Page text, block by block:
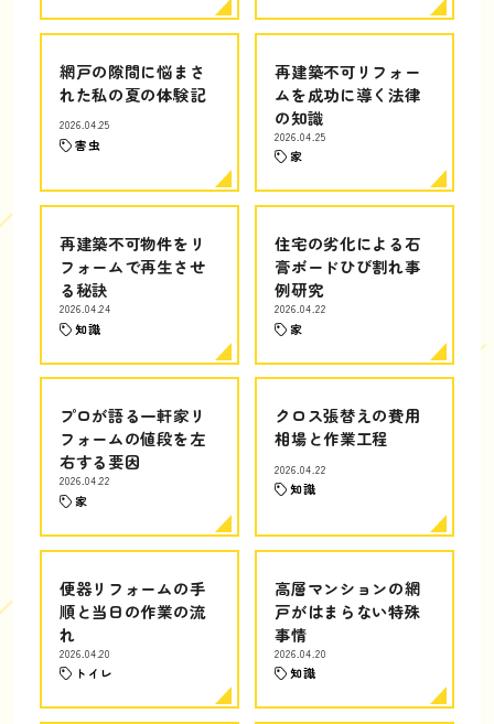
網戸の隙間に悩まさ
れた私の夏の体験記
2026.04.25
害虫
再建築不可リフォー
ムを成功に導く法律
の知識
2026.04.25
家
再建築不可物件をリ
フォームで再生させ
る秘訣
2026.04.24
知識
住宅の劣化による石
膏ボードひび割れ事
例研究
2026.04.22
家
プロが語る一軒家リ
フォームの値段を左
右する要因
2026.04.22
家
クロス張替えの費用
相場と作業工程
2026.04.22
知識
便器リフォームの手
順と当日の作業の流
れ
2026.04.20
トイレ
高層マンションの網
戸がはまらない特殊
事情
2026.04.20
知識